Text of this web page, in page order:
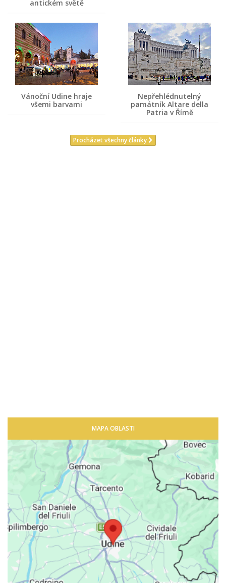
antickém světě
Vánoční Udine hraje
všemi barvami
Nepřehlédnutelný
památník Altare della
Patria v Římě
Procházet všechny články
MAPA OBLASTI